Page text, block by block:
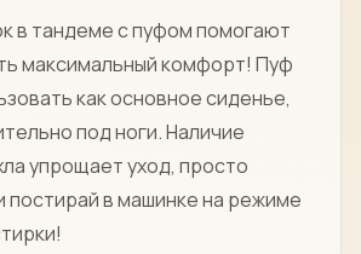
в тандеме с пуфом помогают
максимальный комфорт! Пуф
как основное сиденье,
под ноги. Наличие
упрощает уход, просто
постирай в машинке на режиме